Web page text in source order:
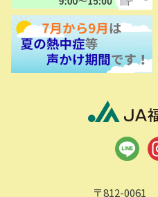
〒812-0061